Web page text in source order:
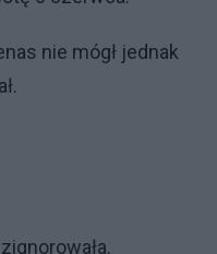
nie mógł jednak